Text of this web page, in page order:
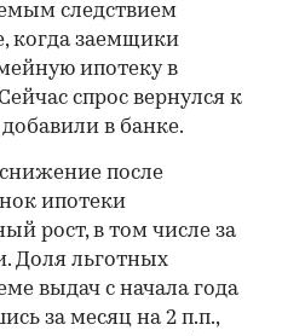
следствием
когда заемщики
ипотеку в
спрос вернулся к
в банке.
после
ипотеки
рост, в том числе за
Доля льготных
выдач с начала года
за месяц на 2 п.п.,